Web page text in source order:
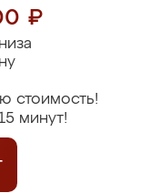
₽
стоимость!
минут!